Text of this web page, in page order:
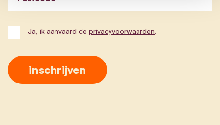
Ja, ik aanvaard de privacyvoorwaarden.